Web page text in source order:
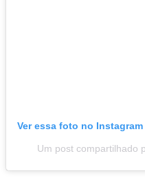
Ver essa foto no Instagram
Um post compartilhado